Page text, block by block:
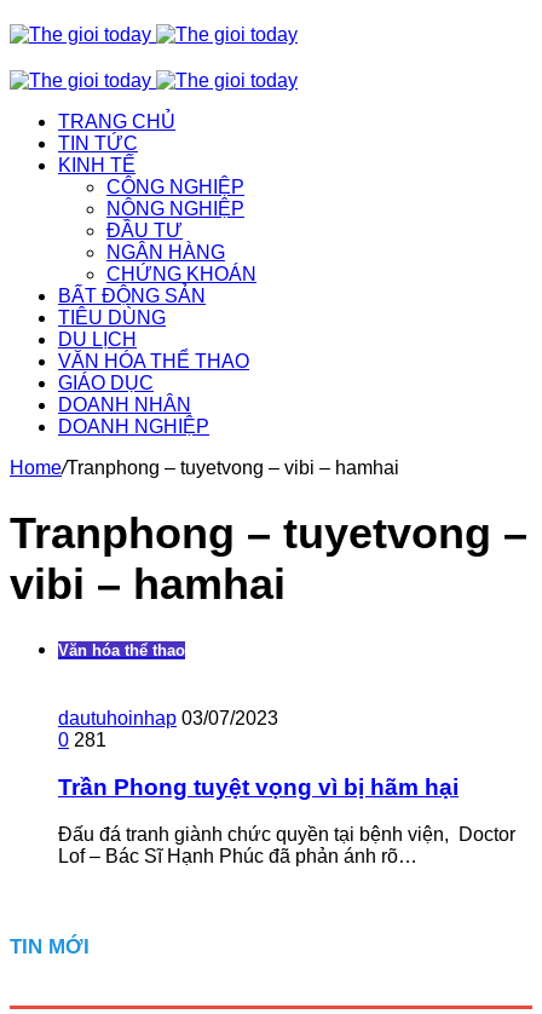
TRANG CHỦ
TIN TỨC
KINH TẾ
CÔNG NGHIỆP
NÔNG NGHIỆP
ĐẦU TƯ
NGÂN HÀNG
CHỨNG KHOÁN
BẤT ĐỘNG SẢN
TIÊU DÙNG
DU LỊCH
VĂN HÓA THỂ THAO
GIÁO DỤC
DOANH NHÂN
DOANH NGHIỆP
Home/Tranphong – tuyetvong – vibi – hamhai
Tranphong – tuyetvong –
vibi – hamhai
Văn hóa thể thao
dautuhoinhap 03/07/2023
0 281
Trần Phong tuyệt vọng vì bị hãm hại
Đấu đá tranh giành chức quyền tại bệnh viện, Doctor
Lof – Bác Sĩ Hạnh Phúc đã phản ánh rõ…
TIN MỚI